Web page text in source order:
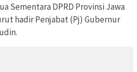
Sementara DPRD Provinsi Jawa
hadir Penjabat (Pj) Gubernur